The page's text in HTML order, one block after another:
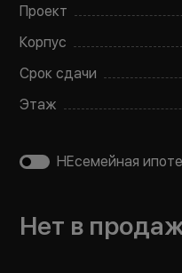
Проект
Корпус
Срок сдачи
Этаж
НЕсемейная
Нет в